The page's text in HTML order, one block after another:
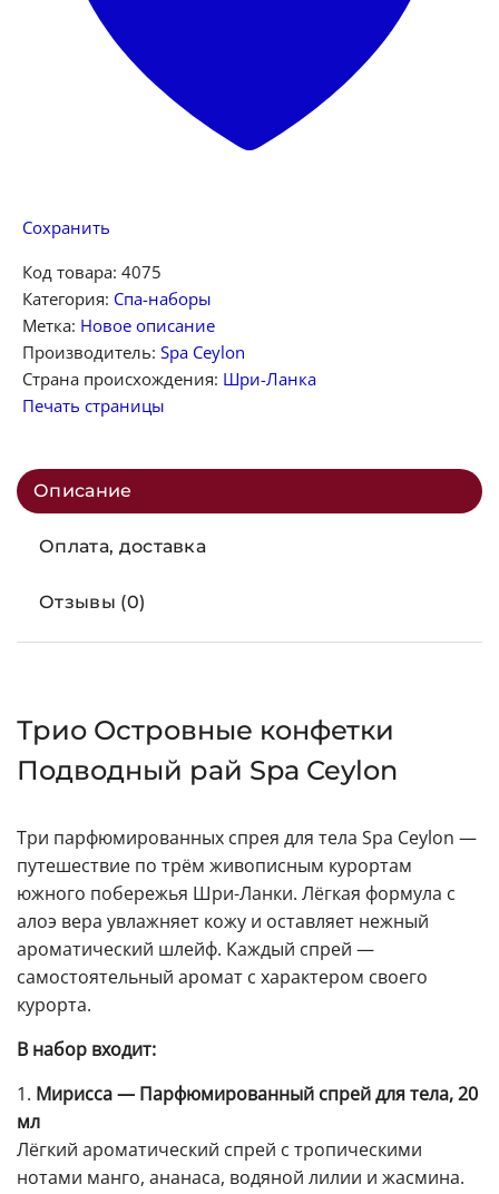
Сохранить
Код товара: 4075
Категория: Спа-наборы
Метка: Новое описание
Производитель: Spa Ceylon
Страна происхождения: Шри-Ланка
Печать страницы
Описание
Оплата, доставка
Отзывы (0)
Трио Островные конфетки
Подводный рай Spa Ceylon
Три парфюмированных спрея для тела Spa Ceylon —
путешествие по трём живописным курортам
южного побережья Шри-Ланки. Лёгкая формула с
алоэ вера увлажняет кожу и оставляет нежный
ароматический шлейф. Каждый спрей —
самостоятельный аромат с характером своего
курорта.
В набор входит:
1. Мирисса — Парфюмированный спрей для тела, 20
мл
Лёгкий ароматический спрей с тропическими
нотами манго, ананаса, водяной лилии и жасмина.